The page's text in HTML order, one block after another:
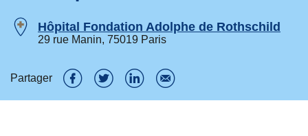
Hôpital Fondation Adolphe de Rothschild
29 rue Manin, 75019 Paris
Partager
P
P
P
P